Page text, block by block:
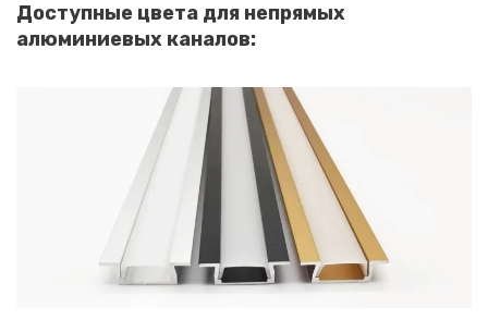
Доступные цвета для непрямых
алюминиевых каналов: